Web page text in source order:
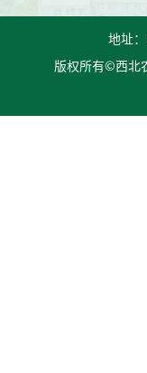
地址
版权所有©西北